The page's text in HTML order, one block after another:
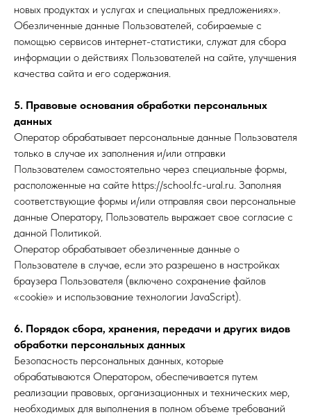
новых продуктах и услугах и специальных предложениях».
Обезличенные данные Пользователей, собираемые с
помощью сервисов интернет-статистики, служат для сбора
информации о действиях Пользователей на сайте, улучшения
качества сайта и его содержания.
5. Правовые основания обработки персональных
данных
Оператор обрабатывает персональные данные Пользователя
только в случае их заполнения и/или отправки
Пользователем самостоятельно через специальные формы,
расположенные на сайте https://school.fc-ural.ru. Заполняя
соответствующие формы и/или отправляя свои персональные
данные Оператору, Пользователь выражает свое согласие с
данной Политикой.
Оператор обрабатывает обезличенные данные о
Пользователе в случае, если это разрешено в настройках
браузера Пользователя (включено сохранение файлов
«cookie» и использование технологии JavaScript).
6. Порядок сбора, хранения, передачи и других видов
обработки персональных данных
Безопасность персональных данных, которые
обрабатываются Оператором, обеспечивается путем
реализации правовых, организационных и технических мер,
необходимых для выполнения в полном объеме требований